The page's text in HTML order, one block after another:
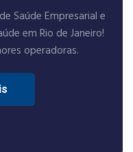
Saúde Empresarial e
em Rio de Janeiro!
operadoras.